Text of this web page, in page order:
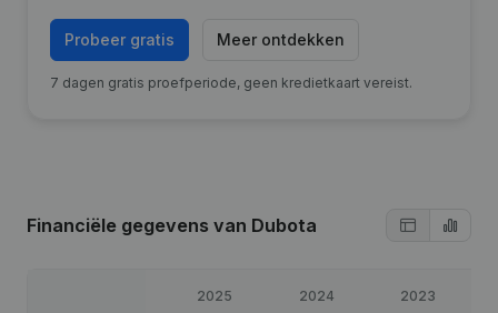
Probeer gratis Meer ontdekken
7 dagen gratis proefperiode, geen kredietkaart vereist.
Financiële gegevens van Dubota
2025 2024 2023